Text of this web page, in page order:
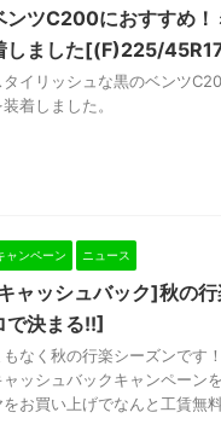
ンツC200におすすめ
しました[(F)225/
タイリッシュな黒のベンツ
着しました。
ャンペーン ニュース
ャッシュバック]秋の
で決まる!!]
もなく秋の行楽シーズンです
ャッシュバックキャンペーン
をお買い上げでなんと工賃無